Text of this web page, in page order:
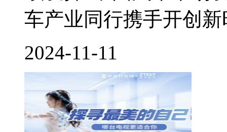
车产业同行携手开创新
2024-11-11